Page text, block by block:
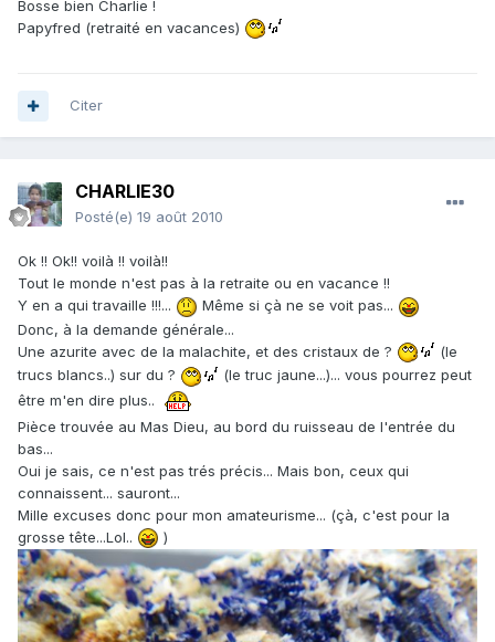
Bosse bien Charlie !
Papyfred (retraité en vacances)
Citer
CHARLIE30
Posté(e) 19 août 2010
Ok !! Ok!! voilà !! voilà!!
Tout le monde n'est pas à la retraite ou en vacance !!
Y en a qui travaille !!!...
Même si çà ne se voit pas...
Donc, à la demande générale...
Une azurite avec de la malachite, et des cristaux de ?
(le
trucs blancs..) sur du ?
(le truc jaune...)... vous pourrez peut
être m'en dire plus..
Pièce trouvée au Mas Dieu, au bord du ruisseau de l'entrée du
bas...
Oui je sais, ce n'est pas trés précis... Mais bon, ceux qui
connaissent... sauront...
Mille excuses donc pour mon amateurisme... (çà, c'est pour la
grosse tête...Lol..
)